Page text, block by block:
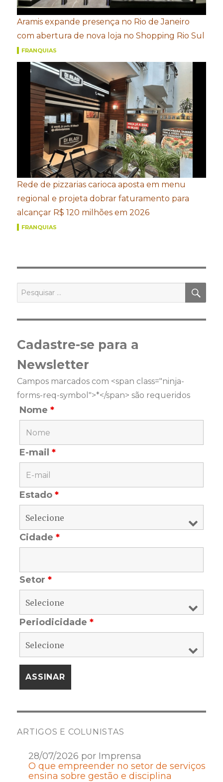
Aramis expande presença no Rio de Janeiro
com abertura de nova loja no Shopping Rio Sul
FRANQUIAS
Rede de pizzarias carioca aposta em menu
regional e projeta dobrar faturamento para
alcançar R$ 120 milhões em 2026
FRANQUIAS
por:
Cadastre-se para a
Newsletter
Campos marcados com <span class="ninja-
forms-req-symbol">*</span> são requeridos
Nome*
E-mail*
Estado*
Cidade*
Setor*
Periodicidade*
ARTIGOS E COLUNISTAS
28/07/2026 por Imprensa
O que empreender no setor de serviços
ensina sobre gestão e disciplina